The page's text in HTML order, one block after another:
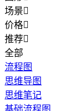
场景
价格
推荐
全部
流程图
思维导图
思维笔记
基础流程图